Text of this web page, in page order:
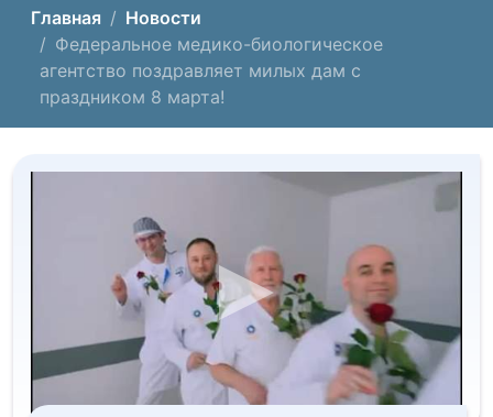
Главная
Новости
Федеральное медико-биологическое
агентство поздравляет милых дам с
праздником 8 марта!